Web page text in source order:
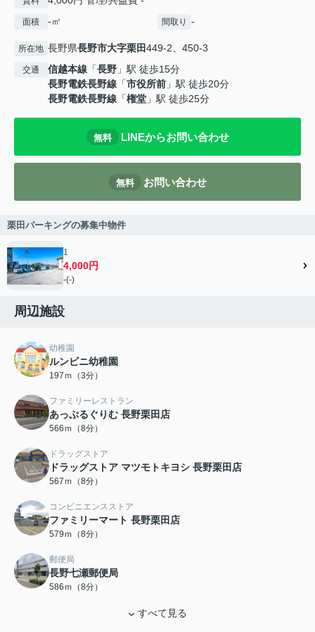
面積 -㎡ 間取り -
所在地 長野県長野市大字栗田449-2、450-3
交通 信越本線 「長野 」駅 徒歩15分
長野電鉄長野線 「市役所前 」駅 徒歩20分
長野電鉄長野線 「権堂 」駅 徒歩25分
無料 LINEからお問い合わせ
無料 お問い合わせ
栗田パーキングの募集中物件
1
4,000円
-(-)
周辺施設
幼稚園
ルンビニ幼稚園
197ｍ（3分）
ファミリーレストラン
あっぷるぐりむ 長野栗田店
566ｍ（8分）
ドラッグストア
ドラッグストア マツモトキヨシ 長野栗田店
567ｍ（8分）
コンビニエンスストア
ファミリーマート 長野栗田店
579ｍ（8分）
郵便局
長野七瀬郵便局
586ｍ（8分）
すべて見る